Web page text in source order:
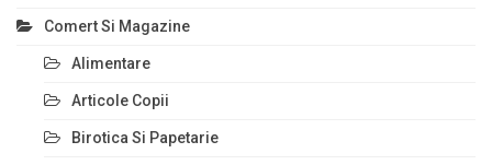
Comert Si Magazine
Alimentare
Articole Copii
Birotica Si Papetarie